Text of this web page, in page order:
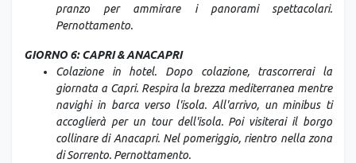
pranzo per ammirare i panorami spettacolari.
Pernottamento.
GIORNO 6: CAPRI & ANACAPRI
Colazione in hotel. Dopo colazione, trascorrerai la
giornata a Capri. Respira la brezza mediterranea mentre
navighi in barca verso l'isola. All'arrivo, un minibus ti
accoglierà per un tour dell'isola. Poi visiterai il borgo
collinare di Anacapri. Nel pomeriggio, rientro nella zona
di Sorrento. Pernottamento.